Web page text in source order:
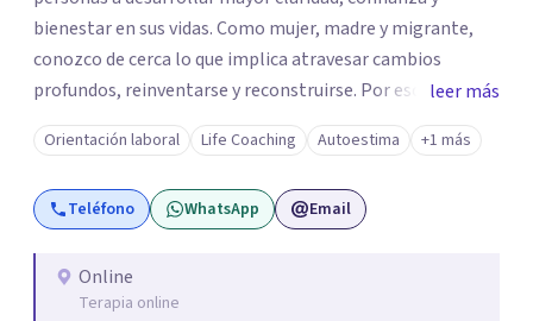
bienestar en sus vidas. Como mujer, madre y migrante,
conozco de cerca lo que implica atravesar cambios
profundos, reinventarse y reconstruirse. Por eso mi
acompañamiento combina herramientas de orientación,
coaching y desarrollo personal para ayudar a cada mujer a
comprender dónde está, identificar qué la está limitando
y diseñar acciones concretas para avanzar hacia una vida
quiere ser. A lo largo de mi trayectoria he aprendido que
detrás de cada crisis, cambio o sensación de
leer más
Orientación laboral Life Coaching Autoestima +1 más
Teléfono WhatsApp Email
Online
Terapia online